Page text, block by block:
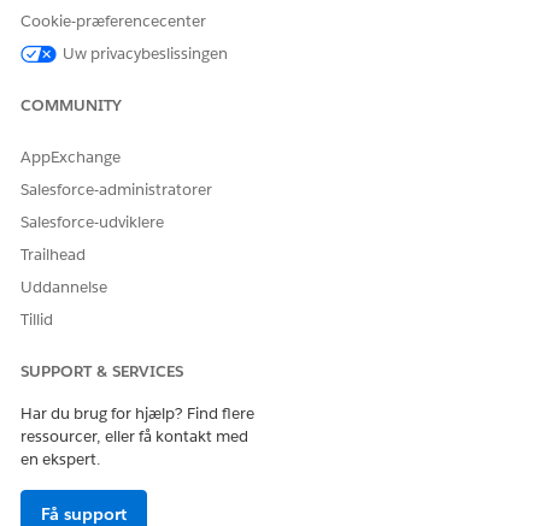
Cookie-præferencecenter
Uw privacybeslissingen
COMMUNITY
AppExchange
Salesforce-administratorer
Salesforce-udviklere
Trailhead
Uddannelse
Tillid
SUPPORT & SERVICES
Har du brug for hjælp? Find flere
ressourcer, eller få kontakt med
en ekspert.
Få support